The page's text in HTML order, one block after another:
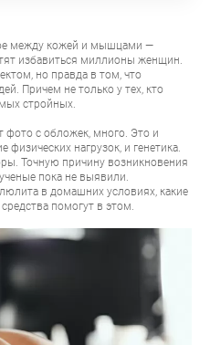
между кожей и мышцами —
избавиться миллионы женщин.
но правда в том, что
Причем не только у тех, кто
стройных.
фото с обложек, много. Это и
физических нагрузок, и генетика.
Точную причину возникновения
пока не выявили.
в домашних условиях, какие
помогут в этом.